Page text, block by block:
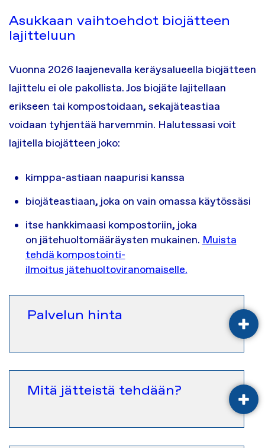
Asukkaan vaihtoehdot biojätteen
lajitteluun
Vuonna 2026 laajenevalla keräysalueella biojätteen
lajittelu ei ole pakollista. Jos biojäte lajitellaan
erikseen tai kompostoidaan, sekajäteastiaa
voidaan tyhjentää harvemmin. Halutessasi voit
lajitella biojätteen joko:
kimppa-astiaan naapurisi kanssa
biojäteastiaan, joka on vain omassa käytössäsi
itse hankkimaasi kompostoriin, joka
on jätehuoltomääräysten mukainen. Muista
tehdä kompostointi-
ilmoitus jätehuoltoviranomaiselle.
Palvelun hinta
Mitä jätteistä tehdään?